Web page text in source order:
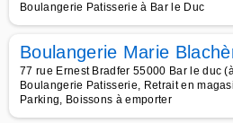
Boulangerie Patisserie à Bar le Duc
Boulangerie Marie
77 rue Ernest Bradfer 55000 Bar le duc
Boulangerie Patisserie, Retrait en
Parking, Boissons à emporter